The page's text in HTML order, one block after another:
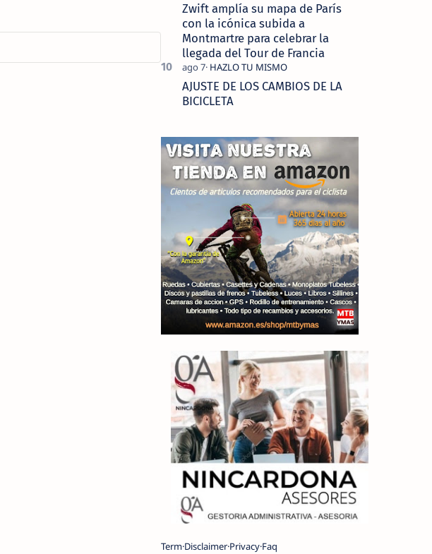
Zwift amplía su mapa de París
con la icónica subida a
Montmartre para celebrar la
llegada del Tour de Francia
AJUSTE DE LOS CAMBIOS DE LA
BICICLETA
TermDisclaimerPrivacyFaq